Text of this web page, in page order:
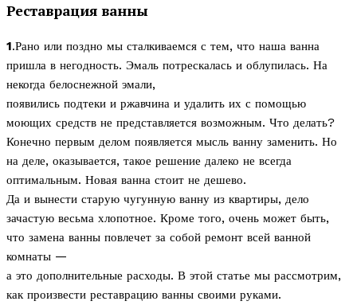
Реставрация ванны
1.Рано или поздно мы сталкиваемся с тем, что наша ванна
пришла в негодность. Эмаль потрескалась и облупилась. На
некогда белоснежной эмали,
появились подтеки и ржавчина и удалить их с помощью
моющих средств не представляется возможным. Что делать?
Конечно первым делом появляется мысль ванну заменить. Но
на деле, оказывается, такое решение далеко не всегда
оптимальным. Новая ванна стоит не дешево.
Да и вынести старую чугунную ванну из квартиры, дело
зачастую весьма хлопотное. Кроме того, очень может быть,
что замена ванны повлечет за собой ремонт всей ванной
комнаты —
а это дополнительные расходы. В этой статье мы рассмотрим,
как произвести реставрацию ванны своими руками.